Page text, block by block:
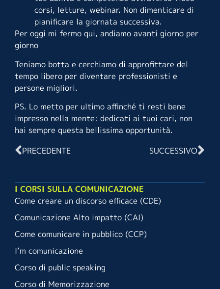
corsi, letture, webinar. Non dimenticare di
pianificare la giornata successiva.
Per oggi mi fermo qui, andiamo avanti giorno per
giorno
Teniamo botta e cerchiamo di approfittare del
tempo libero per diventare professionisti e
persone migliori.
PS. Lo metto per ultimo affinché ti resti bene
impresso nella mente: dedicati ai tuoi cari, non
hai sempre questa bellissima opportunità.
PRECEDENTE
SUCCESSIVO
I CORSI SULLA COMUNICAZIONE
Come creare un discorso efficace (CDE)
Comunicazione Alto impatto (CAI)
Come comunicare in pubblico (CCP)
I’m comunicazione
Corso di public speaking
Corso di Memorizzazione